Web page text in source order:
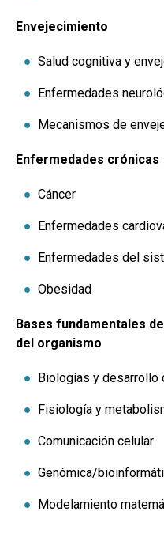
Envejecimiento
Salud cognitiva y
Enfermedades
Mecanismos de
Enfermedades crónicas
Cáncer
Enfermedades
Enfermedades del
Obesidad
Bases fundamentales
del organismo
Biologías y desarrollo
Fisiología y
Comunicación celular
Genómica/
Modelamiento